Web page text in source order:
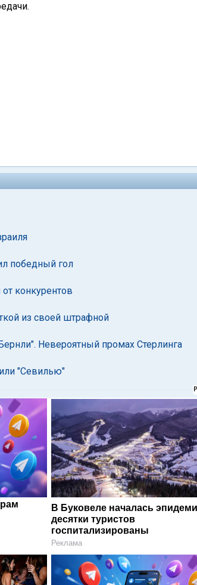
победный гол
конкурентов
из своей штрафной
Невероятный промах Стерлинга
"Севилью"
В Буковеле началась
десятки туристов
госпитализированы
Реклама